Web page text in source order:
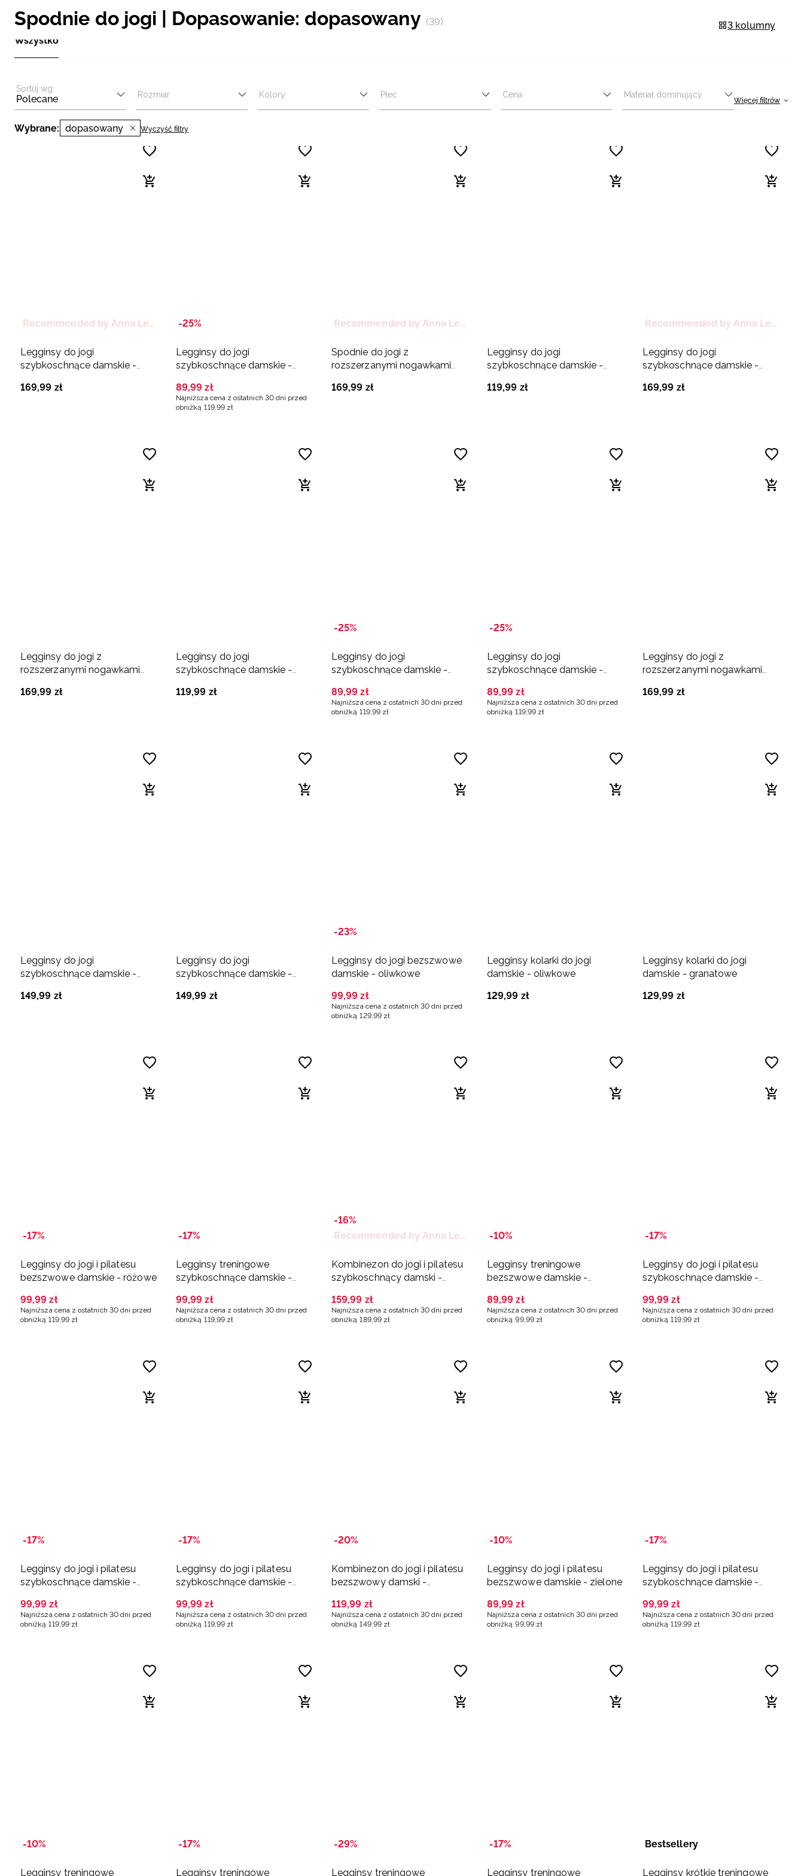
3 kolumny
Spodnie do jogi | Dopasowanie: dopasowany (39)
Wszystko
Sortuj wg:
Polecane Rozmiar Kolory Płeć Cena Materiał dominujący
Więcej filtrów
Wybrane: dopasowany Wyczyść filtry
Recommended by Anna Lewandowska
Legginsy do jogi
szybkoschnące damskie -
169,99 zł
-25%
Legginsy do jogi
szybkoschnące damskie -
89,99 zł
Najniższa cena z ostatnich 30 dni przed
obniżką 119,99 zł
Recommended by Anna Lewandowska
Spodnie do jogi z
rozszerzanymi nogawkami
169,99 zł
Legginsy do jogi
szybkoschnące damskie -
119,99 zł
Recommended by Anna Lewandowska
Legginsy do jogi
szybkoschnące damskie -
169,99 zł
Legginsy do jogi z
rozszerzanymi nogawkami
169,99 zł
Legginsy do jogi
szybkoschnące damskie -
119,99 zł
-25%
Legginsy do jogi
szybkoschnące damskie -
89,99 zł
Najniższa cena z ostatnich 30 dni przed
obniżką 119, 99 zł
-25%
Legginsy do jogi
szybkoschnące damskie -
89,99 zł
Najniższa cena z ostatnich 30 dni przed
obniżką 119, 99 zł
Legginsy do jogi z
rozszerzanymi nogawkami
169,99 zł
Legginsy do jogi
szybkoschnące damskie -
149,99 zł
Legginsy do jogi
szybkoschnące damskie -
149,99 zł
-23%
Legginsy do jogi bezszwowe
damskie - oliwkowe
99,99 zł
Najniższa cena z ostatnich 30 dni przed
obniżką 129,99 zł
Legginsy kolarki do jogi
damskie - oliwkowe
129,99 zł
Legginsy kolarki do jogi
damskie - granatowe
129,99 zł
-17%
Legginsy do jogi i pilatesu
bezszwowe damskie - różowe
99,99 zł
Najniższa cena z ostatnich 30 dni przed
obniżką 119,99 zł
-17%
Legginsy treningowe
szybkoschnące damskie -
99,99 zł
Najniższa cena z ostatnich 30 dni przed
obniżką 119,99 zł
-16%
Recommended by Anna Lewandowska
Kombinezon do jogi i pilatesu
szybkoschnący damski -
159,99 zł
Najniższa cena z ostatnich 30 dni przed
obniżką 189,99 zł
-10%
Legginsy treningowe
bezszwowe damskie -
89,99 zł
Najniższa cena z ostatnich 30 dni przed
obniżką 99,99 zł
-17%
Legginsy do jogi i pilatesu
szybkoschnące damskie -
99,99 zł
Najniższa cena z ostatnich 30 dni przed
obniżką 119,99 zł
-17%
Legginsy do jogi i pilatesu
szybkoschnące damskie -
99,99 zł
Najniższa cena z ostatnich 30 dni przed
obniżką 119, 99 zł
-17%
Legginsy do jogi i pilatesu
szybkoschnące damskie -
99,99 zł
Najniższa cena z ostatnich 30 dni przed
obniżką 119, 99 zł
-20%
Kombinezon do jogi i pilatesu
bezszwowy damski -
119,99 zł
Najniższa cena z ostatnich 30 dni przed
obniżką 149, 99 zł
-10%
Legginsy do jogi i pilatesu
bezszwowe damskie - zielone
89,99 zł
Najniższa cena z ostatnich 30 dni przed
obniżką 99, 99 zł
-17%
Legginsy do jogi i pilatesu
szybkoschnące damskie -
99,99 zł
Najniższa cena z ostatnich 30 dni przed
obniżką 119, 99 zł
-10%
Legginsy treningowe
-17%
Legginsy treningowe
-29%
Legginsy treningowe
-17%
Legginsy treningowe
Bestsellery
Legginsy krótkie treningowe